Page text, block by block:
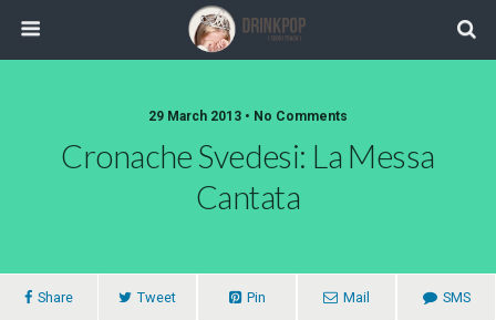
29 March 2013 • No Comments
Cronache Svedesi: La Messa
Cantata
Share Tweet Pin Mail SMS